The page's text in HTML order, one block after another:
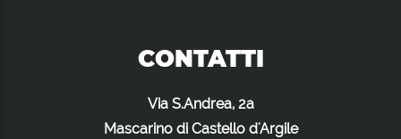
CONTATTI
Via S.Andrea, 2a
Mascarino di Castello d'Argile